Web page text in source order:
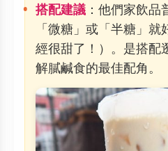
搭配建議 ：他們家飲
「微糖」或「半糖」
經很甜了！）。是搭配
解膩鹹食的最佳配角。